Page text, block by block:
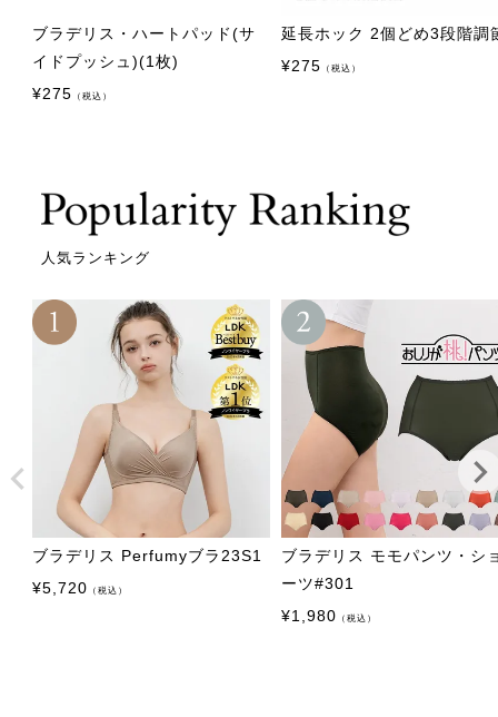
ブラデリス・ハートパッド(サ
イドプッシュ)(1枚)
¥275 （税込）
延長ホック 2個どめ3段階調
¥275 （税込）
人気ランキング
ブラデリス Perfumyブラ23S1
¥5,720 （税込）
ブラデリス モモパンツ・シ
ーツ#301
¥1,980 （税込）